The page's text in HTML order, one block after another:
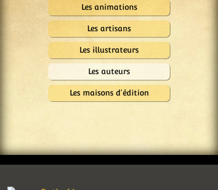
Les animations
Les artisans
Les illustrateurs
Les auteurs
Les maisons d'édition